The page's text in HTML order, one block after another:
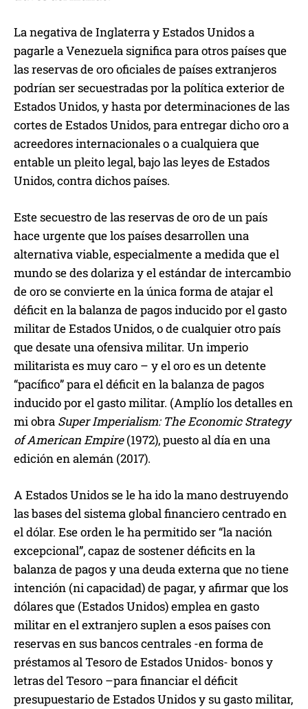
La negativa de Inglaterra y Estados Unidos a
pagarle a Venezuela significa para otros países que
las reservas de oro oficiales de países extranjeros
podrían ser secuestradas por la política exterior de
Estados Unidos, y hasta por determinaciones de las
cortes de Estados Unidos, para entregar dicho oro a
acreedores internacionales o a cualquiera que
entable un pleito legal, bajo las leyes de Estados
Unidos, contra dichos países.
Este secuestro de las reservas de oro de un país
hace urgente que los países desarrollen una
alternativa viable, especialmente a medida que el
mundo se des dolariza y el estándar de intercambio
de oro se convierte en la única forma de atajar el
déficit en la balanza de pagos inducido por el gasto
militar de Estados Unidos, o de cualquier otro país
que desate una ofensiva militar. Un imperio
militarista es muy caro – y el oro es un detente
“pacífico” para el déficit en la balanza de pagos
inducido por el gasto militar. (Amplío los detalles en
mi obra Super Imperialism: The Economic Strategy
of American Empire(1972), puesto al día en una
edición en alemán (2017).
A Estados Unidos se le ha ido la mano destruyendo
las bases del sistema global financiero centrado en
el dólar. Ese orden le ha permitido ser “la nación
excepcional”, capaz de sostener déficits en la
balanza de pagos y una deuda externa que no tiene
intención (ni capacidad) de pagar, y afirmar que los
dólares que (Estados Unidos) emplea en gasto
militar en el extranjero suplen a esos países con
reservas en sus bancos centrales -en forma de
préstamos al Tesoro de Estados Unidos- bonos y
letras del Tesoro –para financiar el déficit
presupuestario de Estados Unidos y su gasto militar,